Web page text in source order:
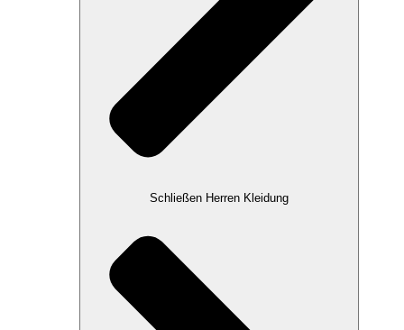
Schließen Herren Kleidung